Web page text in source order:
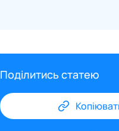
Поділитись статею